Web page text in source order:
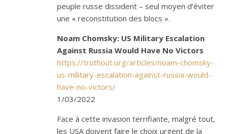
peuple russe dissident – seul moyen d’éviter
une « reconstitution des blocs ».
Noam Chomsky: US Military Escalation
Against Russia Would Have No Victors
https://truthout.org/articles/noam-chomsky-
us-military-escalation-against-russia-would-
have-no-victors/
1/03/2022
Face à cette invasion terrifiante, malgré tout,
les USA doivent faire le choix urgent de la